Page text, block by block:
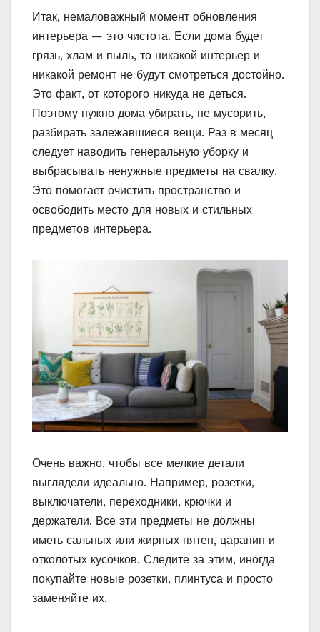
Итак, немаловажный момент обновления
интерьера — это чистота. Если дома будет
грязь, хлам и пыль, то никакой интерьер и
никакой ремонт не будут смотреться достойно.
Это факт, от которого никуда не деться.
Поэтому нужно дома убирать, не мусорить,
разбирать залежавшиеся вещи. Раз в месяц
следует наводить генеральную уборку и
выбрасывать ненужные предметы на свалку.
Это помогает очистить пространство и
освободить место для новых и стильных
предметов интерьера.
Очень важно, чтобы все мелкие детали
выглядели идеально. Например, розетки,
выключатели, переходники, крючки и
держатели. Все эти предметы не должны
иметь сальных или жирных пятен, царапин и
отколотых кусочков. Следите за этим, иногда
покупайте новые розетки, плинтуса и просто
заменяйте их.